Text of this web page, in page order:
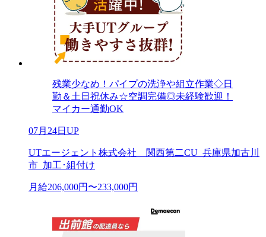
残業少なめ！パイプの洗浄や組立作業◇日
勤＆土日祝休み☆空調完備◎未経験歓迎！
マイカー通勤OK
07月24日UP
UTエージェント株式会社 関西第二CU_兵庫県加古川
市_加工･組付け
月給206,000円〜233,000円